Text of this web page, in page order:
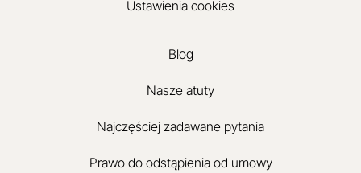
Ustawienia cookies
Blog
Nasze atuty
Najczęściej zadawane pytania
Prawo do odstąpienia od umowy